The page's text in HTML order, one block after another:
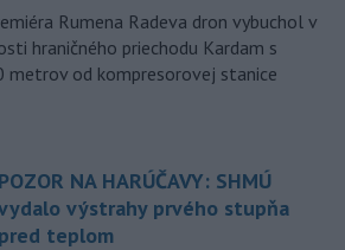
Rumena Radeva dron vybuchol v
hraničného priechodu Kardam s
metrov od kompresorovej stanice
POZOR NA HARÚČAVY: SHMÚ
výstrahy prvého stupňa
pred teplom